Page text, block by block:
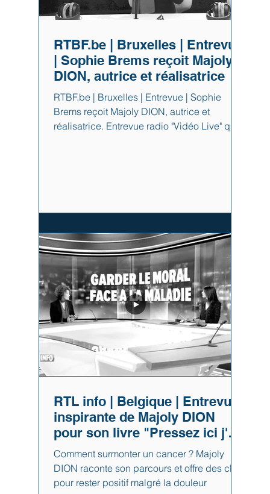
RTBF.be | Bruxelles | Entrevue
| Sophie Brems reçoit Majoly
DION, autrice et réalisatrice
RTBF.be | Bruxelles | Entrevue | Sophie
Brems reçoit Majoly DION, autrice et
réalisatrice. Entrevue radio "Vidéo Live" que
sommes fiers de toi !
RTL info | Belgique | Entrevue
inspirante de Majoly DION
pour son livre "Pressez ici j'ai
besoin d'être aimée"
Comment surmonter un cancer ? Majoly
DION raconte son parcours et offre des clés
pour rester positif malgré la douleur